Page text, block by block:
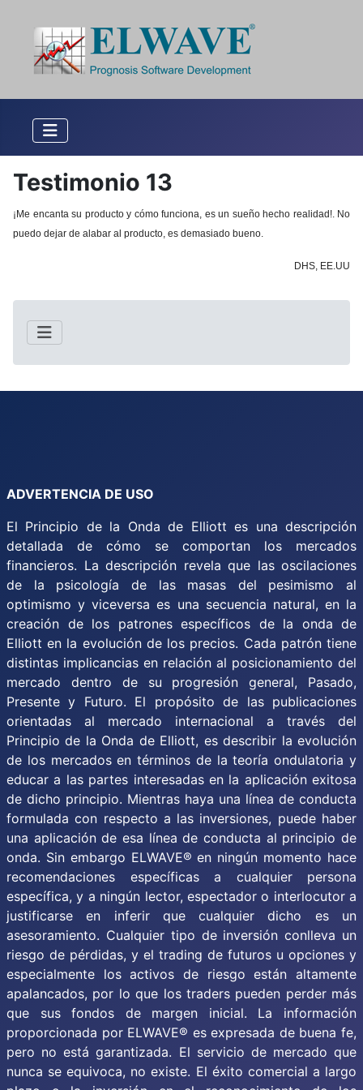
Testimonio 13
¡Me encanta su producto y cómo funciona, es un sueño hecho realidad!. No
puedo dejar de alabar al producto, es demasiado bueno.
DHS, EE.UU
ADVERTENCIA DE USO
El Principio de la Onda de Elliott es una descripción
detallada de cómo se comportan los mercados
financieros. La descripción revela que las oscilaciones
de la psicología de las masas del pesimismo al
optimismo y viceversa es una secuencia natural, en la
creación de los patrones específicos de la onda de
Elliott en la evolución de los precios. Cada patrón tiene
distintas implicancias en relación al posicionamiento del
mercado dentro de su progresión general, Pasado,
Presente y Futuro. El propósito de las publicaciones
orientadas al mercado internacional a través del
Principio de la Onda de Elliott, es describir la evolución
de los mercados en términos de la teoría ondulatoria y
educar a las partes interesadas en la aplicación exitosa
de dicho principio. Mientras haya una línea de conducta
formulada con respecto a las inversiones, puede haber
una aplicación de esa línea de conducta al principio de
onda. Sin embargo ELWAVE® en ningún momento hace
recomendaciones específicas a cualquier persona
específica, y a ningún lector, espectador o interlocutor a
justificarse en inferir que cualquier dicho es un
asesoramiento. Cualquier tipo de inversión conlleva un
riesgo de pérdidas, y el trading de futuros u opciones y
especialmente los activos de riesgo están altamente
apalancados, por lo que los traders pueden perder más
que sus fondos de margen inicial. La información
proporcionada por ELWAVE® es expresada de buena fe,
pero no está garantizada. El servicio de mercado que
nunca se equivoca, no existe. El éxito comercial a largo